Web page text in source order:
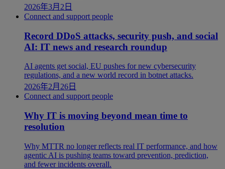
2026年3月2日
Connect and support people
Record DDoS attacks, security push, and social
AI: IT news and research roundup
AI agents get social, EU pushes for new cybersecurity
regulations, and a new world record in botnet attacks.
2026年2月26日
Connect and support people
Why IT is moving beyond mean time to
resolution
Why MTTR no longer reflects real IT performance, and how
agentic AI is pushing teams toward prevention, prediction,
and fewer incidents overall.